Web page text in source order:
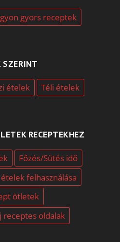
gyors receptek
SZERINT
ételek
Téli ételek
RECEPTEKHEZ
Főzés/Sütés idő
felhasználása
ötletek
receptes oldalak